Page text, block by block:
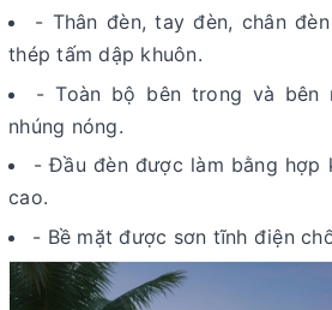
- Thân đèn, tay đèn, chân
thép tấm dập khuôn.
- Toàn bộ bên trong và bên
nhúng nóng.
- Đầu đèn được làm bằng hợp
cao.
- Bề mặt được sơn tĩnh điện